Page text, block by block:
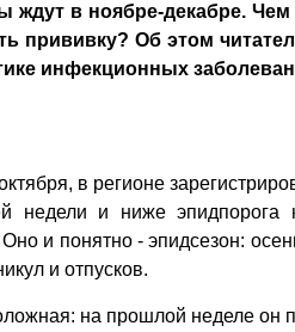
ждут в ноябре-декабре.
прививку? Об этом
инфекционных
в регионе
недели и ниже эпидпорога
и понятно - эпидсезон:
и отпусков.
на прошлой неделе он